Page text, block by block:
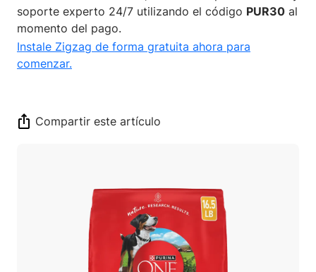
soporte experto 24/7 utilizando el código PUR30 al
momento del pago.
Instale Zigzag de forma gratuita ahora para
comenzar.
Compartir este artículo